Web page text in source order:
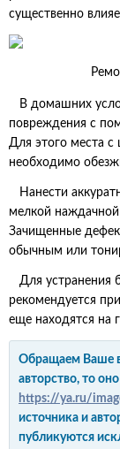
существенно
В домашних
повреждения с
Для этого места с
необходимо
Нанести
мелкой наждачной
Зачищенные
обычным или
Для устранения
рекомендуется
еще находятся на
Обращаем Ваше
авторство, то
https://ya.ru/
источника и
публикуются